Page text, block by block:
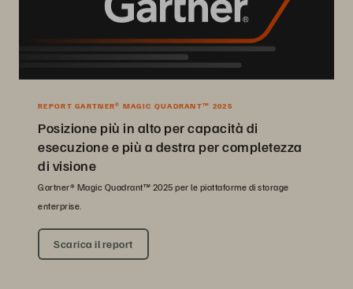
REPORT GARTNER® MAGIC QUADRANT™ 2025
Posizione più in alto per capacità di
esecuzione e più a destra per completezza
di visione
Gartner® Magic Quadrant™ 2025 per le piattaforme di storage
enterprise.
Scarica il report